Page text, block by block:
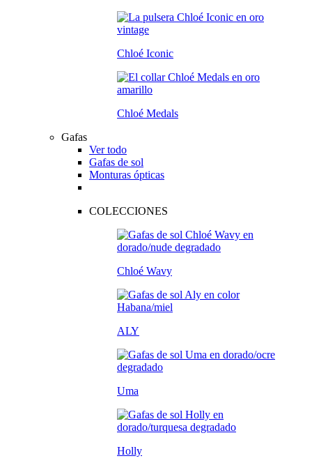
Chloé Iconic
Chloé Medals
Gafas
Ver todo
Gafas de sol
Monturas ópticas
COLECCIONES
Chloé Wavy
ALY
Uma
Holly